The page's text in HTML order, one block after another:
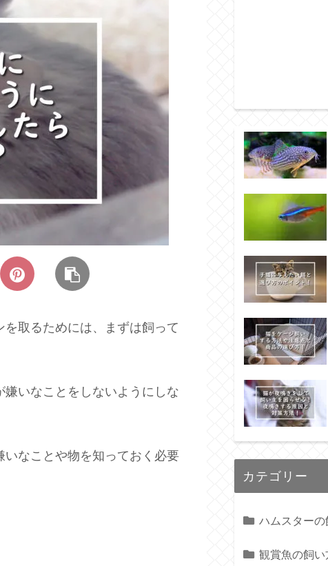
取るためには、まずは飼って
いなことをしないようにしな
なことや物を知っておく必要
カテゴリー
ハムスター
観賞魚の飼い